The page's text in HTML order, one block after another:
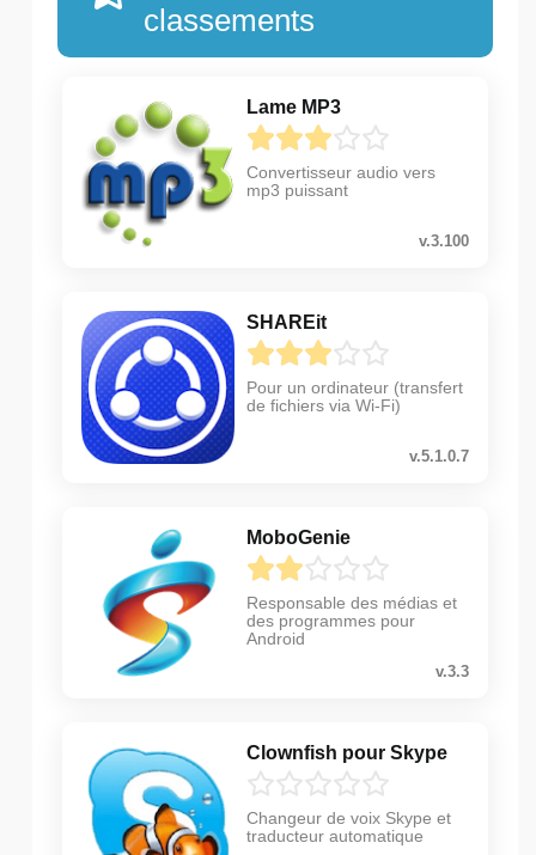
classements
Lame MP3
Convertisseur audio vers
mp3 puissant
v.3.100
SHAREit
Pour un ordinateur (transfert
de fichiers via Wi-Fi)
v.5.1.0.7
MoboGenie
Responsable des médias et
des programmes pour
Android
v.3.3
Clownfish pour Skype
Changeur de voix Skype et
traducteur automatique